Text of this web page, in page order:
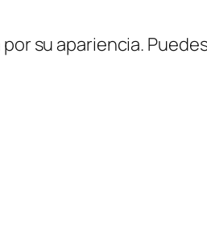
su apariencia.